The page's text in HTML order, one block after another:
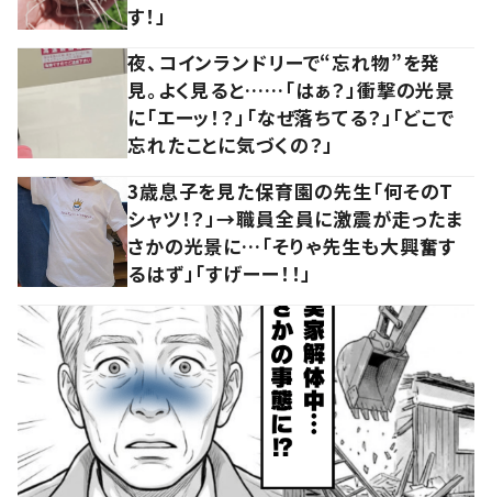
す！」
夜、コインランドリーで“忘れ物”を発
見。よく見ると……「はぁ？」衝撃の光景
に「エーッ！？」「なぜ落ちてる？」「どこで
忘れたことに気づくの？」
3歳息子を見た保育園の先生「何そのT
シャツ！？」→職員全員に激震が走ったま
さかの光景に…「そりゃ先生も大興奮す
るはず」「すげーー！！」